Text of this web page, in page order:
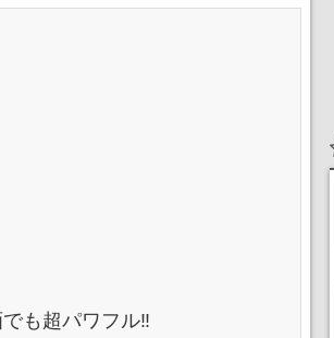
も超パワフル‼